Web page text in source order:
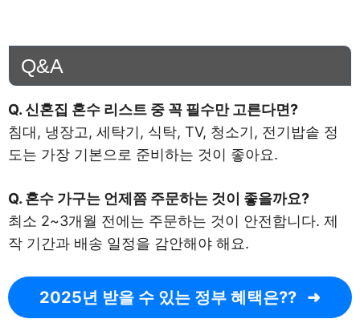
Q&A
Q. 신혼집 혼수 리스트 중 꼭 필수만 고른다면?
침대, 냉장고, 세탁기, 식탁, TV, 청소기, 전기밥솥 정
도는 가장 기본으로 준비하는 것이 좋아요.
Q. 혼수 가구는 언제쯤 주문하는 것이 좋을까요?
최소 2~3개월 전에는 주문하는 것이 안전합니다. 제
작 기간과 배송 일정을 감안해야 해요.
2025년 받을 수 있는 정부 혜택은??